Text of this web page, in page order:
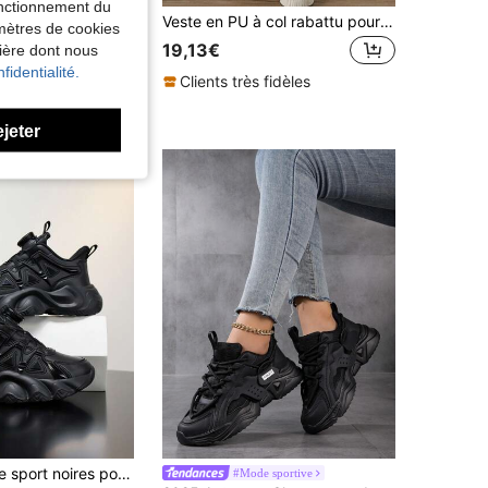
Veste en PU à col rabattu pour jeune garçon, manteau en PU moto cool pour jeune garçon, printemps, automne et hiver
19,13€
Clients très fidèles
Chaussures de sport noires pour adolescents, petites chaussures noires, chaussures de sport et de loisirs pour étudiants, chaussures noires pour activités extérieures et école, antidérapantes, durables, chaussures de course adaptées à toutes les saisons #Mode sportive
du
de cookies
dont nous